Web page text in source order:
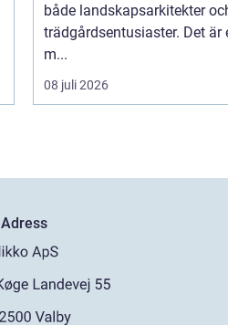
både landskapsarkitekter
trädgårdsentusiaster. Det är
m...
08 juli 2026
Adress